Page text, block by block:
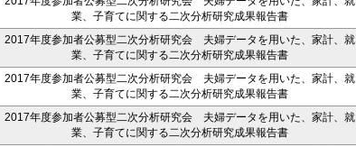
業、子育てに関する二次分析研究成果報告書
2017年度参加者公募型二次分析研究会 夫婦データを用いた、家計、就
業、子育てに関する二次分析研究成果報告書
2017年度参加者公募型二次分析研究会 夫婦データを用いた、家計、就
業、子育てに関する二次分析研究成果報告書
2017年度参加者公募型二次分析研究会 夫婦データを用いた、家計、就
業、子育てに関する二次分析研究成果報告書